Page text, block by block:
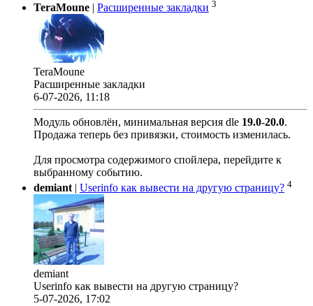
TeraMoune | Расширенные закладки 3
TeraMoune
Расширенные закладки
6-07-2026, 11:18
Модуль обновлён, минимальная версия dle 19.0-20.0.
Продажа теперь без привязки, стоимость изменилась.
Для просмотра содержимого спойлера, перейдите к
выбранному событию.
demiant | Userinfo как вывести на другую страницу? 4
demiant
Userinfo как вывести на другую страницу?
5-07-2026, 17:02